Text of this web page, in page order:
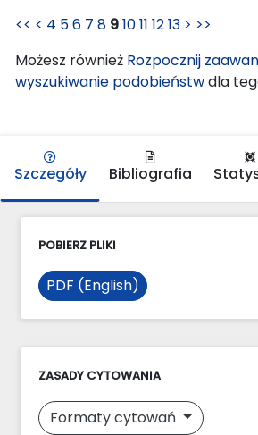
<< < 4 56 7 8 91011 1213 > >>
Możesz również Rozpocznij
wyszukiwanie podobieństwdla
Szczegóły Bibliografia
POBIERZ PLIKI
PDF (English)
ZASADY CYTOWANIA
Formaty cytowań